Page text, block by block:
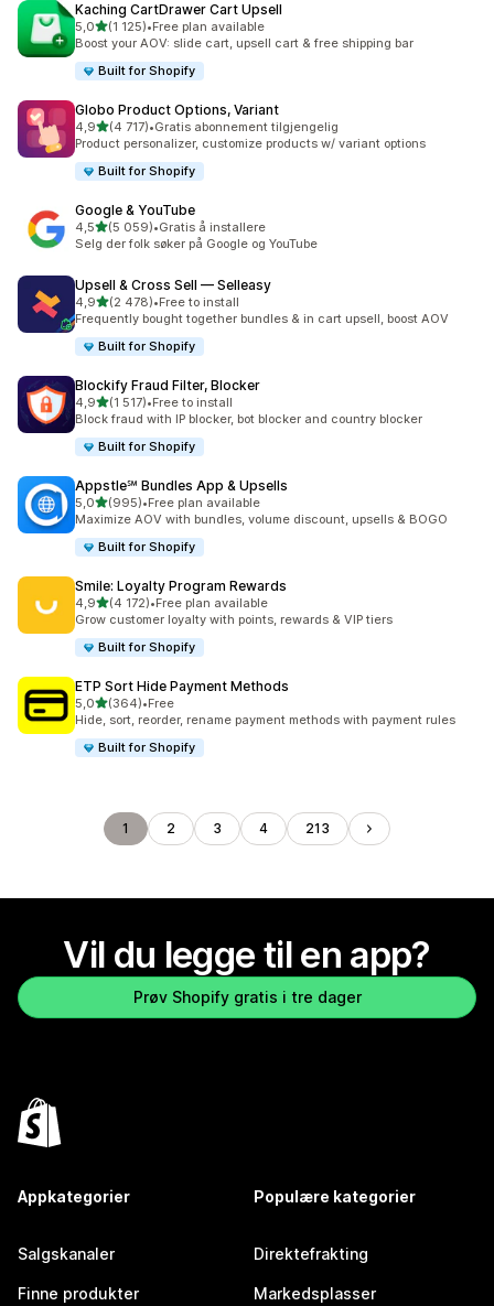
Kaching CartDrawer Cart Upsell
5,0av 5 stjerner
(1 125)
Totalt 1125 omtaler
•Free plan available
Boost your AOV: slide cart, upsell cart & free shipping bar
Built for Shopify
Globo Product Options, Variant
4,9av 5 stjerner
(4 717)
Totalt 4717 omtaler
•Gratis abonnement tilgjengelig
Product personalizer, customize products w/ variant options
Built for Shopify
Google & YouTube
4,5av 5 stjerner
(5 059)
Totalt 5059 omtaler
•Gratis å installere
Selg der folk søker på Google og YouTube
Upsell & Cross Sell — Selleasy
4,9av 5 stjerner
(2 478)
Totalt 2478 omtaler
•Free to install
Frequently bought together bundles & in cart upsell, boost AOV
Built for Shopify
Blockify Fraud Filter, Blocker
4,9av 5 stjerner
(1 517)
Totalt 1517 omtaler
•Free to install
Block fraud with IP blocker, bot blocker and country blocker
Built for Shopify
Appstle℠ Bundles App & Upsells
5,0av 5 stjerner
(995)
Totalt 995 omtaler
•Free plan available
Maximize AOV with bundles, volume discount, upsells & BOGO
Built for Shopify
Smile: Loyalty Program Rewards
4,9av 5 stjerner
(4 172)
Totalt 4172 omtaler
•Free plan available
Grow customer loyalty with points, rewards & VIP tiers
Built for Shopify
ETP Sort Hide Payment Methods
5,0av 5 stjerner
(364)
Totalt 364 omtaler
•Free
Hide, sort, reorder, rename payment methods with payment rules
Built for Shopify
1 2 3 4 213
Vil du legge til en app?
Prøv Shopify gratis i tre dager
Appkategorier
Salgskanaler
Finne produkter
Populære kategorier
Direktefrakting
Markedsplasser